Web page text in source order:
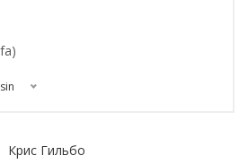
Крис Гильбо